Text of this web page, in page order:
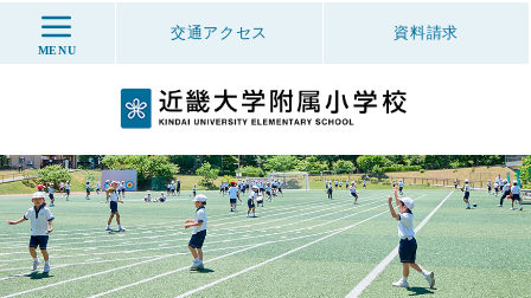
MENU
交通アクセス 資料請求